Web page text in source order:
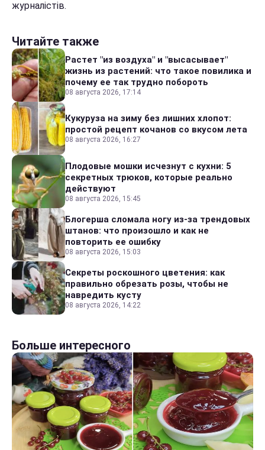
журналістів.
Читайте также
Растет "из воздуха" и "высасывает"
жизнь из растений: что такое повилика и
почему ее так трудно побороть
08 августа 2026, 17:14
Кукуруза на зиму без лишних хлопот:
простой рецепт кочанов со вкусом лета
08 августа 2026, 16:27
Плодовые мошки исчезнут с кухни: 5
секретных трюков, которые реально
действуют
08 августа 2026, 15:45
Блогерша сломала ногу из-за трендовых
штанов: что произошло и как не
повторить ее ошибку
08 августа 2026, 15:03
Секреты роскошного цветения: как
правильно обрезать розы, чтобы не
навредить кусту
08 августа 2026, 14:22
Больше интересного